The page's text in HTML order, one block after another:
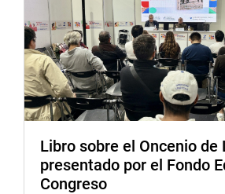
Libro sobre el Oncenio de
presentado por el Fondo
Congreso